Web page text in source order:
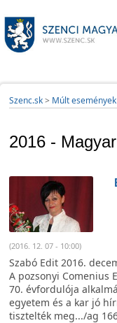
Szenc.sk> Múlt események
2016 -
(2016. 12. 07 - 10:00)
Szabó Edit 2016.
A pozsonyi Comenius
70. évfordulója
egyetem és a kar jó
tisztelték meg.../ag